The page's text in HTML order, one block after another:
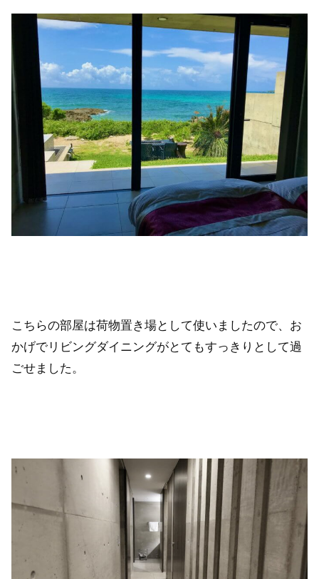
こちらの部屋は荷物置き場として使いましたので、お
かげでリビングダイニングがとてもすっきりとして過
ごせました。